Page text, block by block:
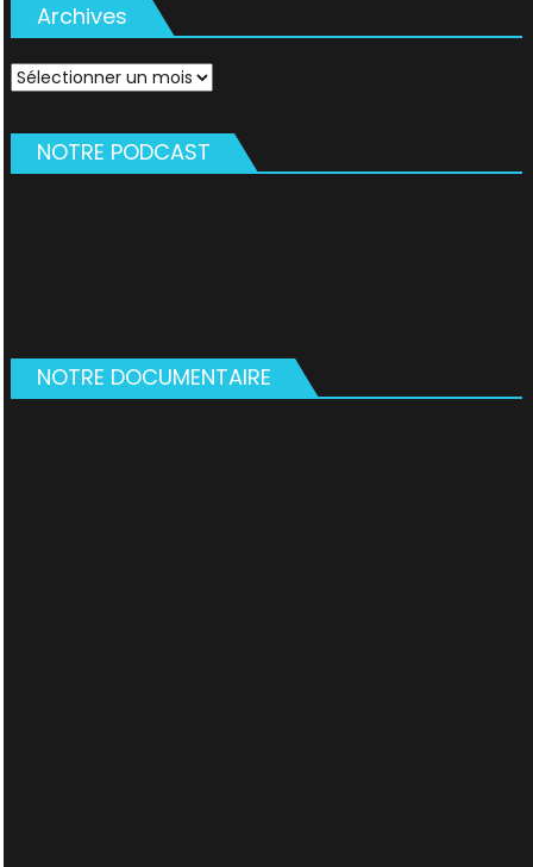
Archives
Archives
NOTRE PODCAST
NOTRE DOCUMENTAIRE